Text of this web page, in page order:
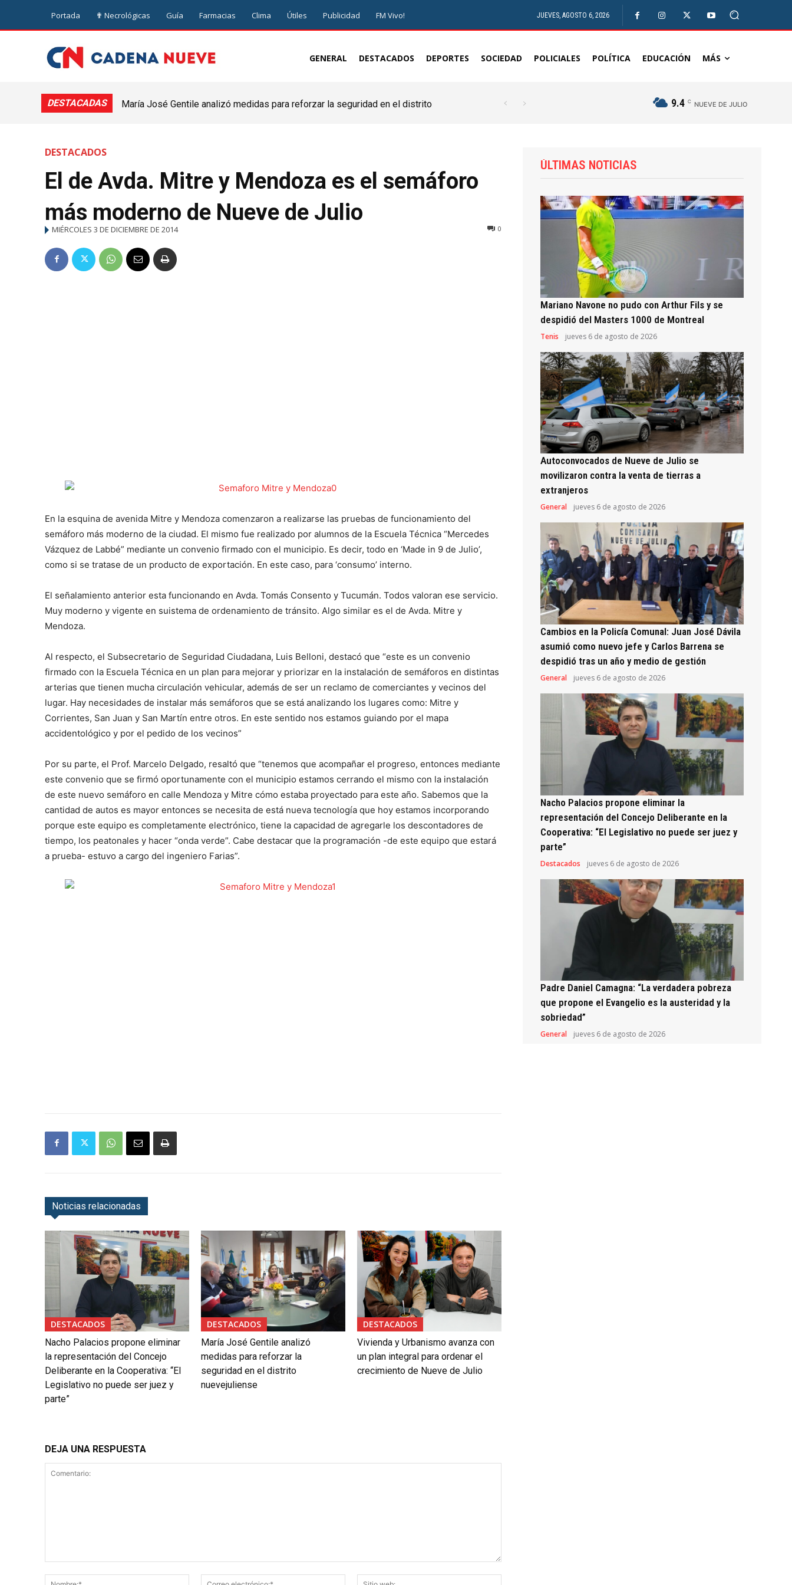
Portada ✟ Necrológicas Guía Farmacias Clima Útiles Publicidad FM Vivo! JUEVES, AGOSTO 6, 2026
GENERAL DESTACADOS DEPORTES SOCIEDAD POLICIALES POLÍTICA EDUCACIÓN MÁS
DESTACADAS
María José Gentile analizó medidas para reforzar la seguridad en el distrito
9.4 C NUEVE DE JULIO
DESTACADOS
El de Avda. Mitre y Mendoza es el semáforo
más moderno de Nueve de Julio
MIÉRCOLES 3 DE DICIEMBRE DE 2014 0
En la esquina de avenida Mitre y Mendoza comenzaron a realizarse las pruebas de funcionamiento del
semáforo más moderno de la ciudad. El mismo fue realizado por alumnos de la Escuela Técnica “Mercedes
Vázquez de Labbé” mediante un convenio firmado con el municipio. Es decir, todo en ‘Made in 9 de Julio’,
como si se tratase de un producto de exportación. En este caso, para ‘consumo’ interno.
El señalamiento anterior esta funcionando en Avda. Tomás Consento y Tucumán. Todos valoran ese servicio.
Muy moderno y vigente en suistema de ordenamiento de tránsito. Algo similar es el de Avda. Mitre y
Mendoza.
Al respecto, el Subsecretario de Seguridad Ciudadana, Luis Belloni, destacó que “este es un convenio
firmado con la Escuela Técnica en un plan para mejorar y priorizar en la instalación de semáforos en distintas
arterias que tienen mucha circulación vehicular, además de ser un reclamo de comerciantes y vecinos del
lugar. Hay necesidades de instalar más semáforos que se está analizando los lugares como: Mitre y
Corrientes, San Juan y San Martín entre otros. En este sentido nos estamos guiando por el mapa
accidentológico y por el pedido de los vecinos”
Por su parte, el Prof. Marcelo Delgado, resaltó que “tenemos que acompañar el progreso, entonces mediante
este convenio que se firmó oportunamente con el municipio estamos cerrando el mismo con la instalación
de este nuevo semáforo en calle Mendoza y Mitre cómo estaba proyectado para este año. Sabemos que la
cantidad de autos es mayor entonces se necesita de está nueva tecnología que hoy estamos incorporando
porque este equipo es completamente electrónico, tiene la capacidad de agregarle los descontadores de
tiempo, los peatonales y hacer “onda verde”. Cabe destacar que la programación -de este equipo que estará
a prueba- estuvo a cargo del ingeniero Farias”.
Noticias relacionadas
DESTACADOS
Nacho Palacios propone eliminar
la representación del Concejo
Deliberante en la Cooperativa: “El
Legislativo no puede ser juez y
parte”
DESTACADOS
María José Gentile analizó
medidas para reforzar la
seguridad en el distrito
nuevejuliense
DESTACADOS
Vivienda y Urbanismo avanza con
un plan integral para ordenar el
crecimiento de Nueve de Julio
DEJA UNA RESPUESTA
Nombre:*
Correo
ÚLTIMAS NOTICIAS
Mariano Navone no pudo con Arthur Fils y se
despidió del Masters 1000 de Montreal
Tenis jueves 6 de agosto de 2026
Autoconvocados de Nueve de Julio se
movilizaron contra la venta de tierras a
extranjeros
General jueves 6 de agosto de 2026
Cambios en la Policía Comunal: Juan José Dávila
asumió como nuevo jefe y Carlos Barrena se
despidió tras un año y medio de gestión
General jueves 6 de agosto de 2026
Nacho Palacios propone eliminar la
representación del Concejo Deliberante en la
Cooperativa: “El Legislativo no puede ser juez y
parte”
Destacados jueves 6 de agosto de 2026
Padre Daniel Camagna: “La verdadera pobreza
que propone el Evangelio es la austeridad y la
sobriedad”
General jueves 6 de agosto de 2026